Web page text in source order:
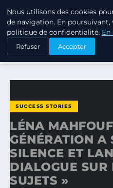
TUEZ-LES TOUS
ACCUEIL
SUCCESS STORIES
LÉNA MAHFOUF : « NOTRE
SUCCESS STORIES
LÉNA
GÉNÉRATION A
SILENCE ET
DIALOGUE
SUJETS »
Nous utilisons des cookies
de navigation. En poursuivant,
politique de confidentialité. En
Refuser Accepter